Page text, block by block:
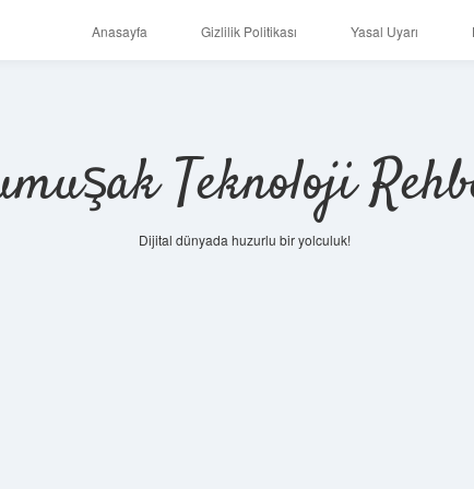
Anasayfa Gizlilik Politikası Yasal Uyarı
Teknoloji
Dijital dünyada huzurlu bir yolculuk!